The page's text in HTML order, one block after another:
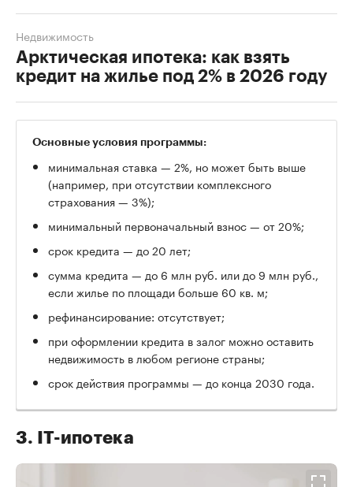
Арктическая ипотека: как взять
кредит на жилье под 2% в 2026 году
Недвижимость
Основные условия программы:
минимальная ставка — 2%, но может быть выше
(например, при отсутствии комплексного
страхования — 3%);
минимальный первоначальный взнос — от 20%;
срок кредита — до 20 лет;
сумма кредита — до 6 млн руб. или до 9 млн руб.,
если жилье по площади больше 60 кв. м;
рефинансирование: отсутствует;
при оформлении кредита в залог можно оставить
недвижимость в любом регионе страны;
срок действия программы — до конца 2030 года.
3. IT-ипотека